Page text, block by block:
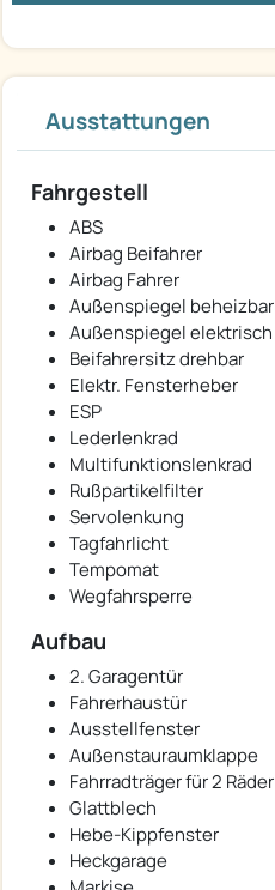
Ausstattungen
Fahrgestell
ABS
Airbag Beifahrer
Airbag Fahrer
Außenspiegel beheizbar
Außenspiegel elektrisch
Beifahrersitz drehbar
Elektr. Fensterheber
ESP
Lederlenkrad
Multifunktionslenkrad
Rußpartikelfilter
Servolenkung
Tagfahrlicht
Tempomat
Wegfahrsperre
Aufbau
2. Garagentür
Fahrerhaustür
Ausstellfenster
Außenstauraumklappe
Fahrradträger für 2 Räder
Glattblech
Hebe-Kippfenster
Heckgarage